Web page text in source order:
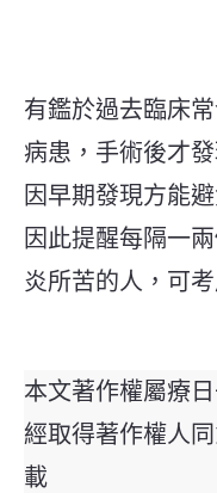
有鑑於過去臨床
病患，手術後才
因早期發現方能
因此提醒每隔一
炎所苦的人，可
本文著作權屬療
經取得著作權人
載